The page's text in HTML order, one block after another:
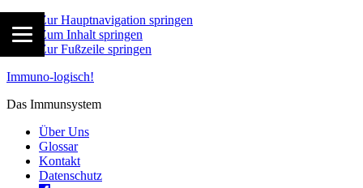
Zur Hauptnavigation springen
Zum Inhalt springen
Zur Fußzeile springen
Immuno-logisch!
Das Immunsystem
Über Uns
Glossar
Kontakt
Datenschutz